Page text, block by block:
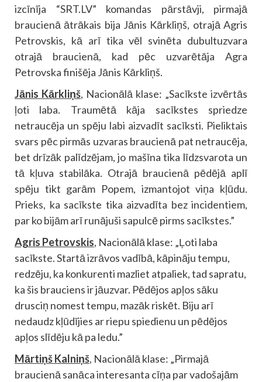
izcīnīja “SRT.LV” komandas pārstāvji, pirmajā
braucienā ātrākais bija Jānis Kārkliņš, otrajā Agris
Petrovskis, kā arī tika vēl svinēta dubultuzvara
otrajā braucienā, kad pēc uzvarētāja Agra
Petrovska finišēja Jānis Kārkliņš.
Jānis Kārkliņš, Nacionālā klase: „Sacīkste izvērtās
ļoti laba. Traumētā kāja sacīkstes spriedze
netraucēja un spēju labi aizvadīt sacīksti. Pieliktais
svars pēc pirmās uzvaras braucienā pat netraucēja,
bet drīzāk palīdzējam, jo mašīna tika līdzsvarota un
tā kļuva stabilāka. Otrajā braucienā pēdējā aplī
spēju tikt garām Popem, izmantojot viņa kļūdu.
Prieks, ka sacīkste tika aizvadīta bez incidentiem,
par ko bijām arī runājuši sapulcē pirms sacīkstes.”
Agris Petrovskis, Nacionālā klase: „Ļoti laba
sacīkste. Startā izrāvos vadībā, kāpināju tempu,
redzēju, ka konkurenti mazliet atpaliek, tad sapratu,
ka šis brauciens ir jāuzvar. Pēdējos apļos sāku
drusciņ nomest tempu, mazāk riskēt. Biju arī
nedaudz kļūdījies ar riepu spiedienu un pēdējos
apļos slīdēju kā pa ledu.”
Mārtiņš Kalniņš, Nacionālā klase: „Pirmajā
braucienā sanāca interesanta cīņa par vadošajām